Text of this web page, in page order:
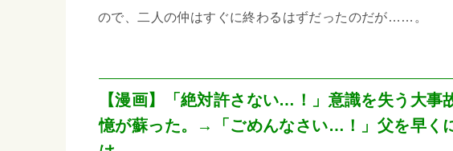
ので、二人の仲はすぐに終わるはずだったのだが……。
【漫画】「絶対許さない…！」意識を失う大
憶が蘇った。→「ごめんなさい…！」父を早く